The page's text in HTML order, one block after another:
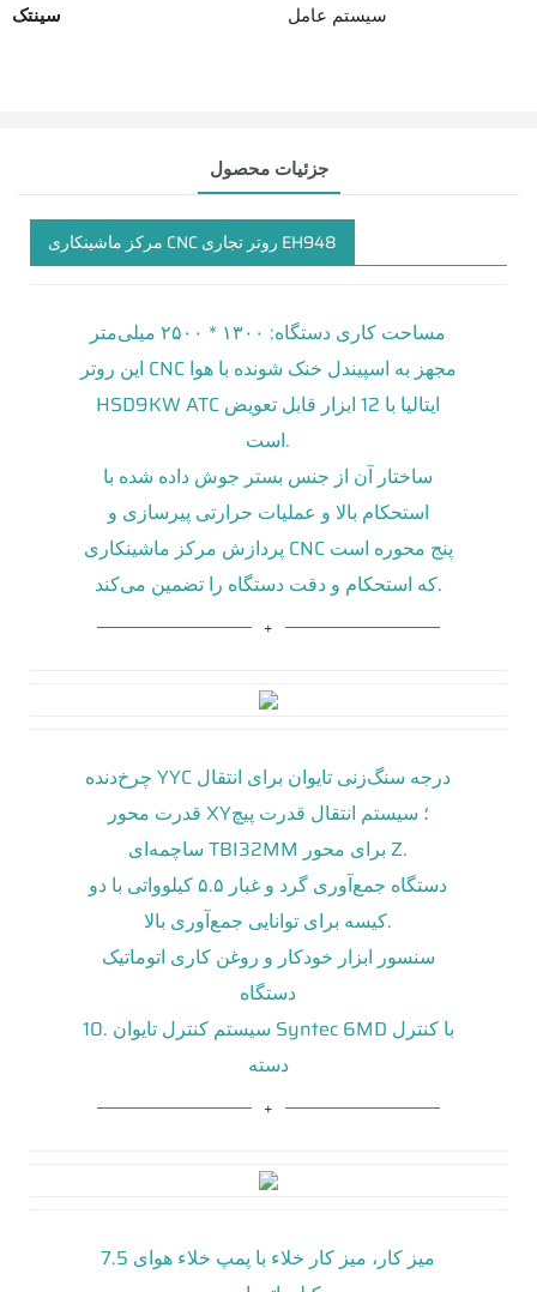
سینتک
سیستم عامل
جزئیات محصول
مرکز ماشینکاری CNC روتر تجاری EH948
مساحت کاری دستگاه: ۱۳۰۰ * ۲۵۰۰ میلی‌متر
این روتر CNC مجهز به اسپیندل خنک شونده با هوا
HSD9KW ATC ایتالیا با 12 ابزار قابل تعویض
است.
ساختار آن از جنس بستر جوش داده شده با
استحکام بالا و عملیات حرارتی پیرسازی و
پردازش مرکز ماشینکاری CNC پنج محوره است
که استحکام و دقت دستگاه را تضمین می‌کند.
میز کار، میز کار خلاء با پمپ خلاء هوای 7.5
چرخ‌دنده YYC درجه سنگ‌زنی تایوان برای انتقال
قدرت محور XY؛ سیستم انتقال قدرت پیچ
ساچمه‌ای TBI32MM برای محور Z.
دستگاه جمع‌آوری گرد و غبار ۵.۵ کیلوواتی با دو
کیسه برای توانایی جمع‌آوری بالا.
سنسور ابزار خودکار و روغن کاری اتوماتیک
دستگاه
10. سیستم کنترل تایوان Syntec 6MD با کنترل
دسته